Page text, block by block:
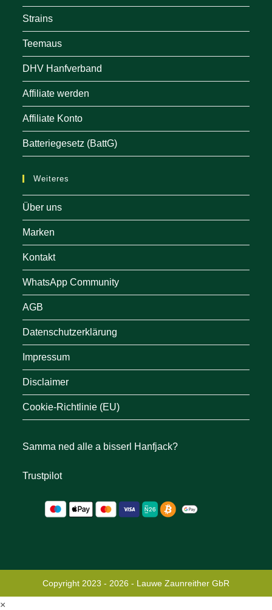
Strains
Teemaus
DHV Hanfverband
Affiliate werden
Affiliate Konto
Batteriegesetz (BattG)
Weiteres
Über uns
Marken
Kontakt
WhatsApp Community
AGB
Datenschutzerklärung
Impressum
Disclaimer
Cookie-Richtlinie (EU)
Samma ned alle a bisserl Hanfjack?
Trustpilot
Copyright 2023 - 2026 - Lauwe Zaunreither GbR
×